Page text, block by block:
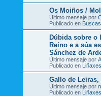
Os Moiños /
Último mensaje por
Publicado en Buscas
Dúbida sobre o
Reino e a súa
Sánchez de
Último mensaje por
Publicado en Liñaxes
Gallo de
Último mensaje por
Publicado en Liñaxes